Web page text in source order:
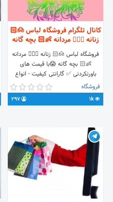
کانال تلگرام فروشگاه لباس 🙍🏻
زنانه 🙎🏻‍♂️ مردانه 👶🏻 بچه گانه
فروشگاه لباس 🙍🏻 زنانه 🙎🏻‍♂️ مردانه
👶🏻 بچه گانه 😱با قیمت های
باورنکردنی ✅ گارانتی کیفیت - انواع
برندهای معتبر ایرانی و ترک ‼️ فروش به
صورت عمده، همکاری و تک ⚠️ ارسال به
تمام کشور 🔺🔻كانال تلگرام 👇👇 🆔
فروشگاه
1k